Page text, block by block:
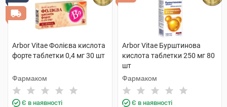
Arbor Vitae Фолієва кислота
форте таблетки 0,4 мг 30 шт
Фармаком
Є в наявності
Arbor Vitae Бурштинова
кислота таблетки 250 мг 80
шт
Фармаком
Є в наявності